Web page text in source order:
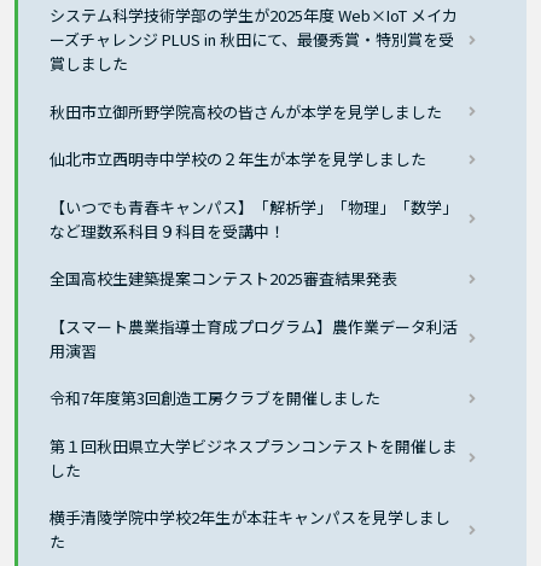
システム科学技術学部の学生が2025年度 Web×IoT メイカ
ーズチャレンジ PLUS in 秋田にて、最優秀賞・特別賞を受
賞しました
秋田市立御所野学院高校の皆さんが本学を見学しました
仙北市立西明寺中学校の２年生が本学を見学しました
【いつでも青春キャンパス】「解析学」「物理」「数学」
など理数系科目９科目を受講中！
全国高校生建築提案コンテスト2025審査結果発表
【スマート農業指導士育成プログラム】農作業データ利活
用演習
令和7年度第3回創造工房クラブを開催しました
第１回秋田県立大学ビジネスプランコンテストを開催しま
した
横手清陵学院中学校2年生が本荘キャンパスを見学しまし
た